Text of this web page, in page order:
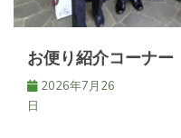
ン
お便り紹介コーナー
2026年7月26
日